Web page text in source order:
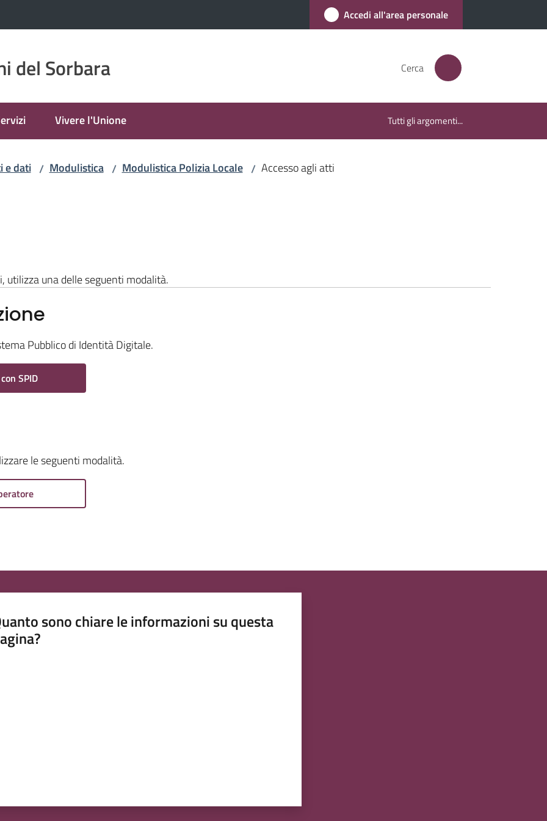
Accedi all'area personale
del Sorbara Cerca
Vivere l'Unione Tutti gli argomenti...
e dati / Modulistica / Modulistica Polizia Locale / Accesso agli atti
utilizza una delle seguenti modalità.
Pubblico di Identità Digitale.
SPID
le seguenti modalità.
sono chiare le informazioni su questa